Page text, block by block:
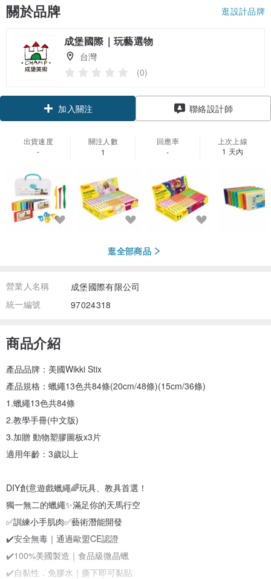
關於品牌 逛設計品牌
成堡國際｜玩藝選物
台灣
(0)
加入關注 聯絡設計師
出貨速度
-
關注人數
1
回應率
-
上次上線
1 天內
逛全部商品
營業人名稱
成堡國際有限公司
統一編號
97024318
商品介紹
產品品牌：美國Wikki Stix
產品規格：蠟繩13色共84條(20cm/48條)(15cm/36條)
1.蠟繩13色共84條
2.教學手冊(中文版)
3.加贈 動物塑膠圖板x3片
適用年齡：3歲以上
DIY創意遊戲蠟繩🌈玩具、教具首選！
獨一無二的蠟繩✨滿足你的天馬行空
✅訓練小手肌肉✅藝術潛能開發
✔️安全無毒｜通過歐盟CE認證
✔️100%美國製造｜食品級微晶蠟
✔️自黏性．免膠水｜撕下即可黏貼